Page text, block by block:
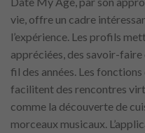
vie, offre un cadre
l’expérience. Les profils
appréciées, des savoir-faire
fil des années. Les
facilitent des rencontres
comme la découverte de
morceaux musicaux.